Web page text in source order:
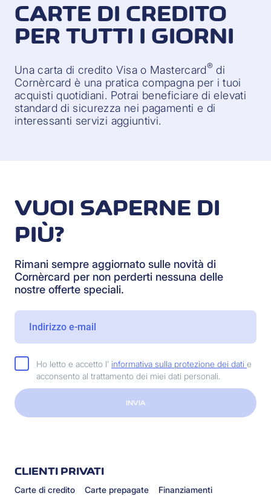
CARTE DI CREDITO
PER TUTTI I GIORNI
Una carta di credito Visa o Mastercard® di
Cornèrcard è una pratica compagna per i tuoi
acquisti quotidiani. Potrai beneficiare di elevati
standard di sicurezza nei pagamenti e di
interessanti servizi aggiuntivi.
VUOI SAPERNE DI
PIÙ?
Rimani sempre aggiornato sulle novità di
Cornèrcard per non perderti nessuna delle
nostre offerte speciali.
Ho letto e accetto l' informativa sulla protezione dei dati e
acconsento al trattamento dei miei dati personali.
INVIA
CLIENTI PRIVATI
Carte di credito Carte prepagate
Finanziamenti